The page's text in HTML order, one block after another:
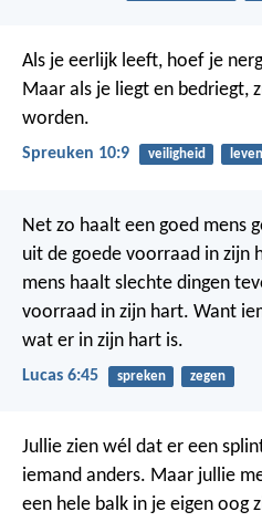
Als je eerlijk leeft, hoef je
Maar als je liegt en bedriegt,
worden.
Spreuken 10:9 veiligheid leven
Net zo haalt een goed mens
uit de goede voorraad in zijn
mens haalt slechte dingen
voorraad in zijn hart. Want
wat er in zijn hart is.
Lucas 6:45 spreken zegen
Jullie zien wél dat er een
iemand anders. Maar jullie
een hele balk in je eigen oog